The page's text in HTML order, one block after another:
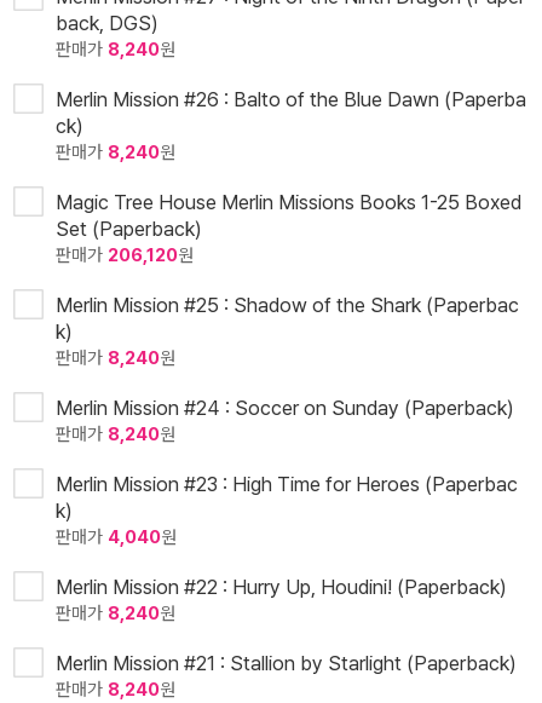
back, DGS)
판매가 8,240원
Merlin Mission #26 : Balto of the Blue Dawn (Paperba
ck)
판매가 8,240원
Magic Tree House Merlin Missions Books 1-25 Boxed
Set (Paperback)
판매가 206,120원
Merlin Mission #25 : Shadow of the Shark (Paperbac
k)
판매가 8,240원
Merlin Mission #24 : Soccer on Sunday (Paperback)
판매가 8,240원
Merlin Mission #23 : High Time for Heroes (Paperbac
k)
판매가 4,040원
Merlin Mission #22 : Hurry Up, Houdini! (Paperback)
판매가 8,240원
Merlin Mission #21 : Stallion by Starlight (Paperback)
판매가 8,240원